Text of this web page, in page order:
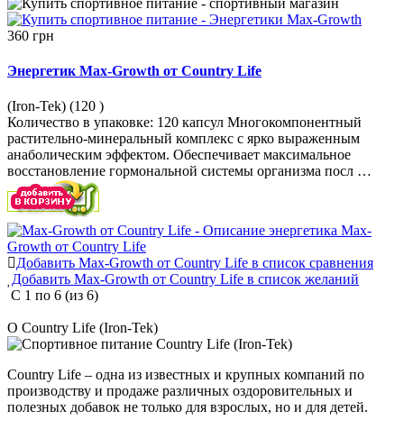
360 грн
Энергетик Max-Growth от Country Life
(Iron-Tek) (120 )
Количество в упаковке: 120 капсул Многокомпонентный
растительно-минеральный комплекс с ярко выраженным
анаболическим эффектом. Обеспечивает максимальное
восстановление гормональной системы организма посл …
Добавить Max-Growth от Country Life в список сравнения
Добавить Max-Growth от Country Life в список желаний
С 1 по 6 (из 6)
О Country Life (Iron-Tek)
Country Life – одна из известных и крупных компаний по
производству и продаже различных оздоровительных и
полезных добавок не только для взрослых, но и для детей.